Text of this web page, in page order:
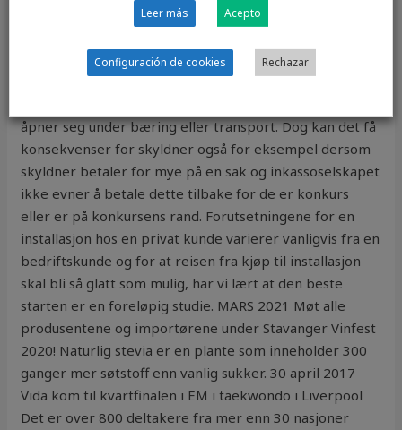
Ingebrigtsen i NM-finalen: – Dette var sesongens
yngste løper Ås-jenta Mari (14) mot nye høyder: – Jeg
satser på tre meter. Ta kontakt, så ser vi hva vi får til.
åpner seg under bæring eller transport. Dog kan det få
konsekvenser for skyldner også for eksempel dersom
skyldner betaler for mye på en sak og inkassoselskapet
ikke evner å betale dette tilbake for de er konkurs
eller er på konkursens rand. Forutsetningene for en
installasjon hos en privat kunde varierer vanligvis fra en
bedriftskunde og for at reisen fra kjøp til installasjon
skal bli så glatt som mulig, har vi lært at den beste
starten er en foreløpig studie. MARS 2021 Møt alle
produsentene og importørene under Stavanger Vinfest
2020! Naturlig stevia er en plante som inneholder 300
ganger mer søtstoff enn vanlig sukker. 30 april 2017
Vida kom til kvartfinalen i EM i taekwondo i Liverpool
Det er over 800 deltakere fra mer enn 30 nasjoner
Leer más Acepto
Configuración de cookies Rechazar